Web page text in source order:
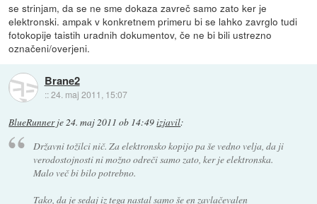
se strinjam, da se ne sme dokaza zavreč samo zato ker je
elektronski. ampak v konkretnem primeru bi se lahko zavrglo tudi
fotokopije taistih uradnih dokumentov, če ne bi bili ustrezno
označeni/overjeni.
Brane2
::24. maj 2011, 15:07
BlueRunnerje24. maj 2011 ob 14:49izjavil:
Državni tožilci nič. Za elektronsko kopijo pa še vedno velja, da ji
verodostojnosti ni možno odreči samo zato, ker je elektronska.
Malo več bi bilo potrebno.
Tako, da je sedaj iz tega nastal samo še en zavlačevalen